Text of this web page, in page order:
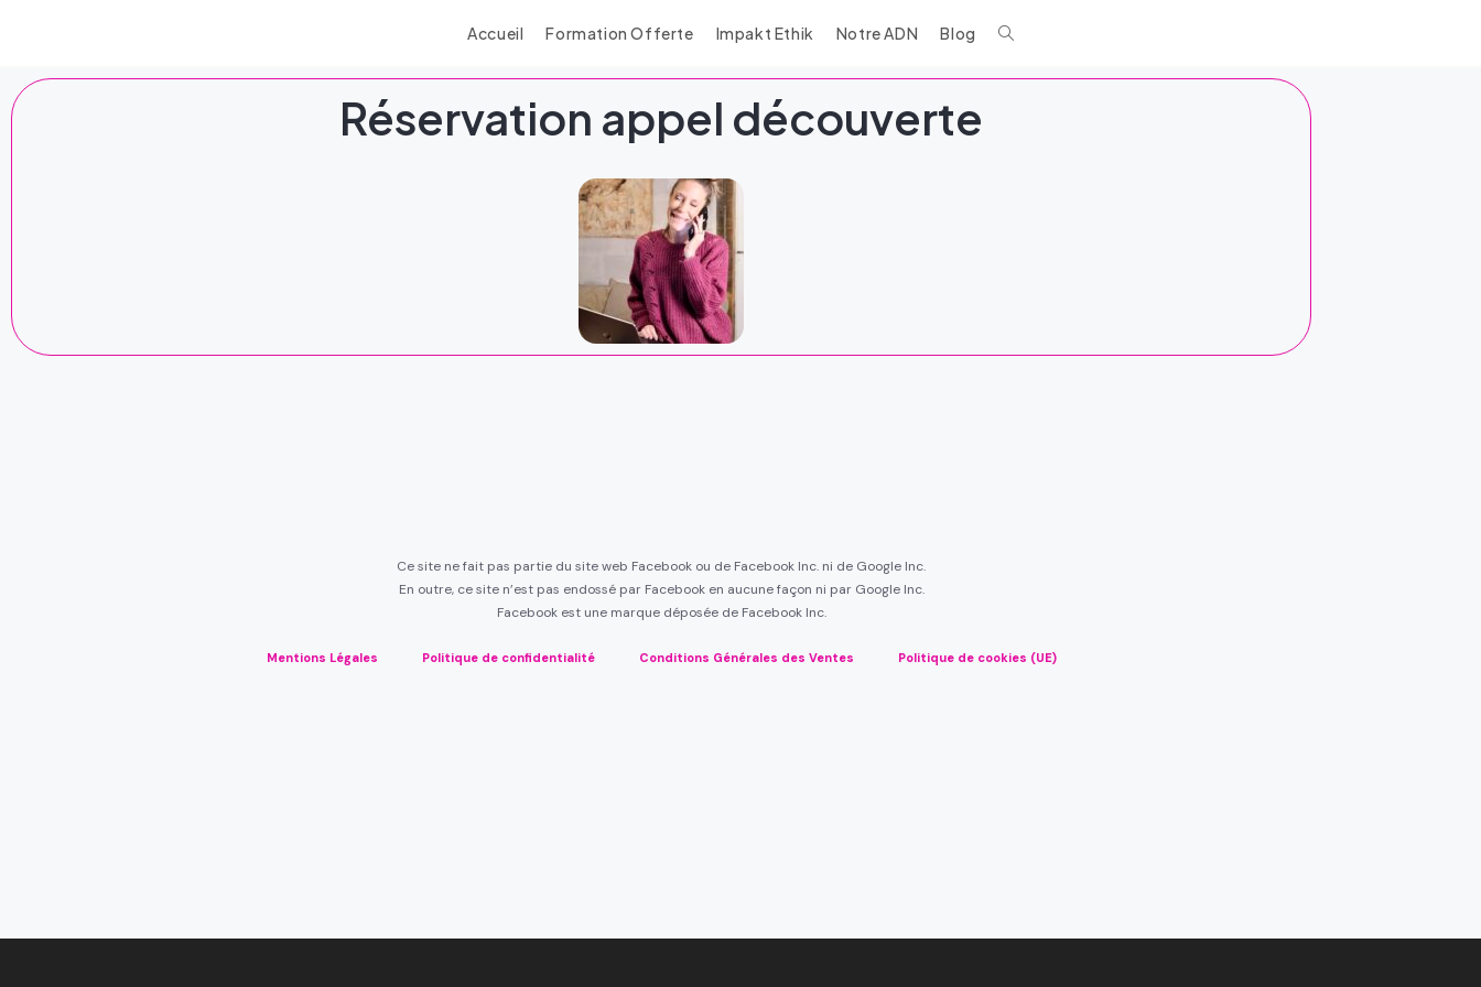
Accueil Formation Offerte Impakt Ethik Notre ADN Blog
Réservation appel découverte
Ce site ne fait pas partie du site web Facebook ou de Facebook Inc. ni de Google Inc.
En outre, ce site n’est pas endossé par Facebook en aucune façon ni par Google Inc.
Facebook est une marque déposée de Facebook Inc.
Mentions Légales Politique de confidentialité Conditions Générales des Ventes Politique de cookies (UE)